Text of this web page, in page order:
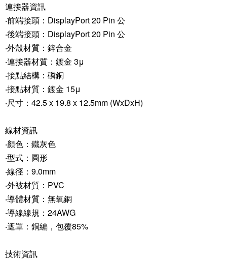
連接器資訊
‧前端接頭：DisplayPort 20 Pin 公
‧後端接頭：DisplayPort 20 Pin 公
‧外殼材質：鋅合金
‧連接器材質：鍍金 3μ
‧接點結構：磷銅
‧接點材質：鍍金 15μ
‧尺寸：42.5 x 19.8 x 12.5mm (WxDxH)
線材資訊
‧顏色：鐵灰色
‧型式：圓形
‧線徑：9.0mm
‧外被材質：PVC
‧導體材質：無氧銅
‧導線線規：24AWG
‧遮罩：銅編，包覆85%
技術資訊